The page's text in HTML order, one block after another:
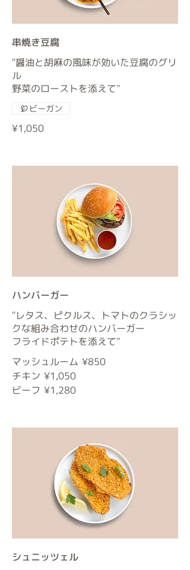
串焼き豆腐
"醤油と胡麻の風味が効いた豆腐のグリ
ル
野菜のローストを添えて"
¥1,050
ビーガン
ハンバーガー
"レタス、ピクルス、トマトのクラシッ
クな組み合わせのハンバーガー
フライドポテトを添えて"
マッシュルーム ¥850
チキン ¥1,050
ビーフ ¥1,280
シュニッツェル